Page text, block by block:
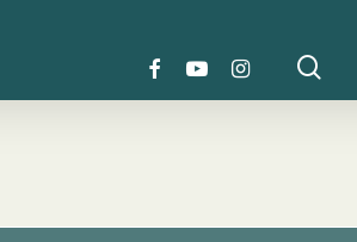
FACEBOOK
YOUTUBEINSTAGRAM